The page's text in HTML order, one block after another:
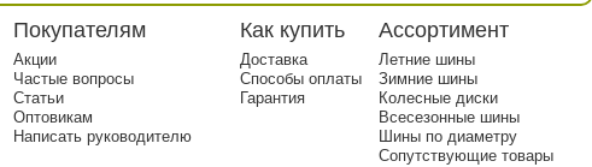
Покупателям
Акции
Частые вопросы
Статьи
Оптовикам
Написать руководителю
Как купить
Доставка
Способы оплаты
Гарантия
Ассортимент
Летние шины
Зимние шины
Колесные диски
Всесезонные шины
Шины по диаметру
Сопутствующие товары